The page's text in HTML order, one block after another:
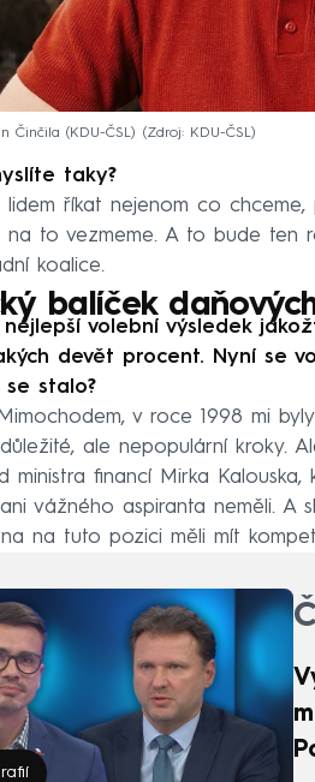
Činčila (KDU-ČSL) Zdroj: KDU-ČSL
taky?
lidem říkat nejenom co
na to vezmeme. A to bude ten
koalice.
balíček
nejlepší volební výsledek
devět procent. Nyní se
se stalo?
v roce 1998 mi
ale nepopulární kroky.
ministra financí Mirka
vážného aspiranta neměli. A
na tuto pozici měli mít